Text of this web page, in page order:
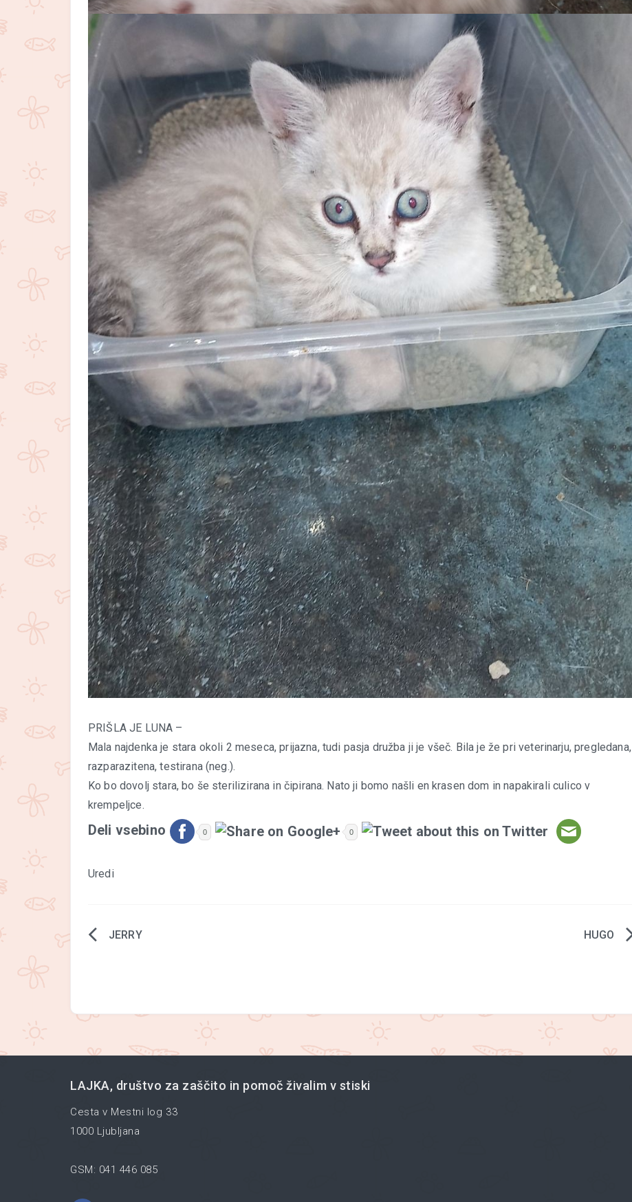
PRIŠLA JE LUNA –
Mala najdenka je stara okoli 2 meseca, prijazna, tudi pasja družba ji je všeč. Bila je že pri veterinarju, pregledana,
razparazitena, testirana (neg.).
Ko bo dovolj stara, bo še sterilizirana in čipirana. Nato ji bomo našli en krasen dom in napakirali culico v
krempeljce.
Deli vsebino 0 0
Uredi
JERRY HUGO
LAJKA, društvo za zaščito in pomoč živalim v stiski
Cesta v Mestni log 33
1000 Ljubljana
GSM: 041 446 085